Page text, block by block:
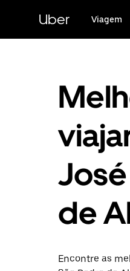
conteúdo
Uber Viagem
de
Encontre as